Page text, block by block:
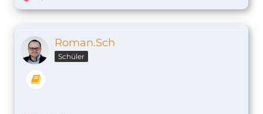
Roman.Sch
Schüler